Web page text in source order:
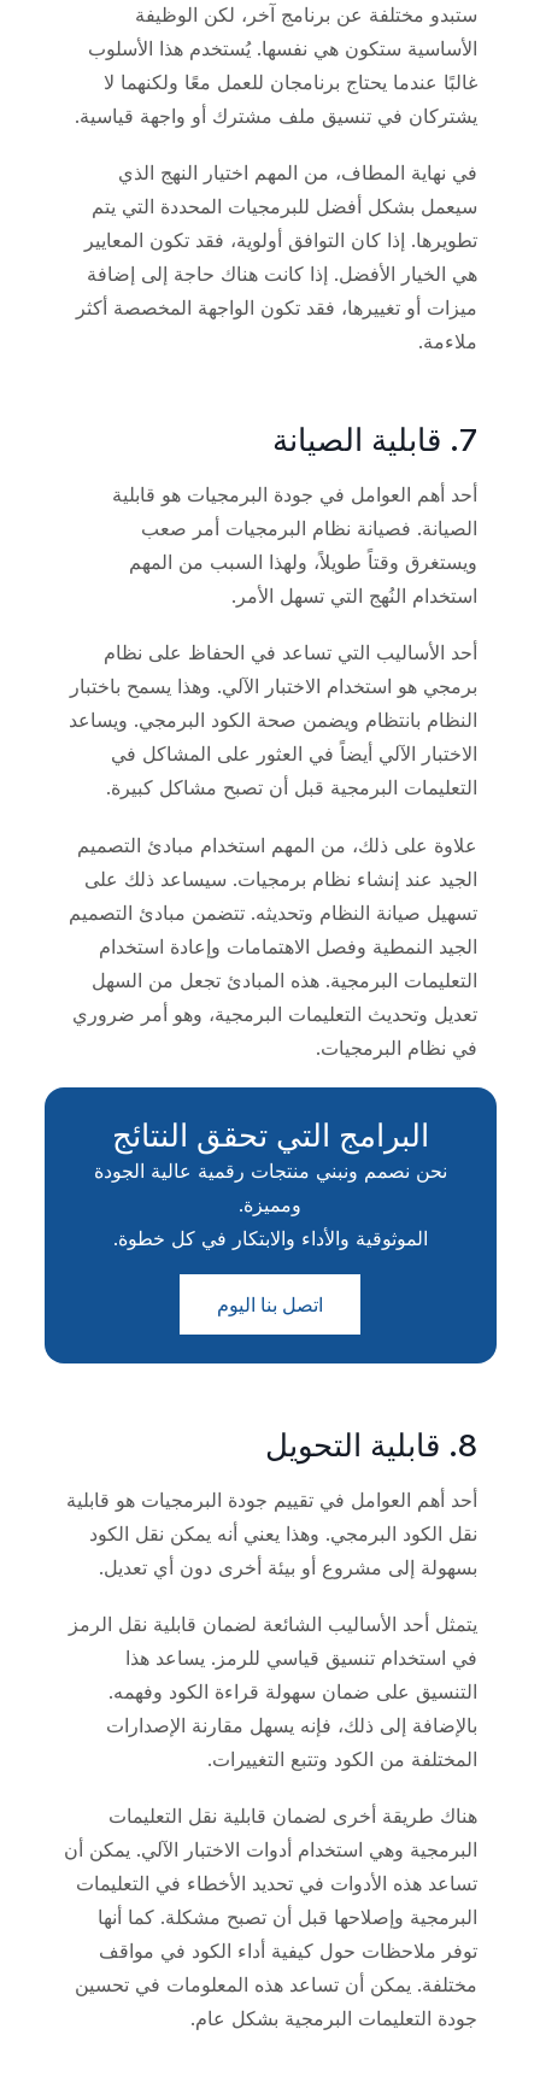
ستبدو مختلفة عن برنامج آخر، لكن الوظيفة
الأساسية ستكون هي نفسها. يُستخدم هذا الأسلوب
غالبًا عندما يحتاج برنامجان للعمل معًا ولكنهما لا
يشتركان في تنسيق ملف مشترك أو واجهة قياسية.
في نهاية المطاف، من المهم اختيار النهج الذي
سيعمل بشكل أفضل للبرمجيات المحددة التي يتم
تطويرها. إذا كان التوافق أولوية، فقد تكون المعايير
هي الخيار الأفضل. إذا كانت هناك حاجة إلى إضافة
ميزات أو تغييرها، فقد تكون الواجهة المخصصة أكثر
ملاءمة.
7. قابلية الصيانة
أحد أهم العوامل في جودة البرمجيات هو قابلية
الصيانة. فصيانة نظام البرمجيات أمر صعب
ويستغرق وقتاً طويلاً، ولهذا السبب من المهم
استخدام النُهج التي تسهل الأمر.
أحد الأساليب التي تساعد في الحفاظ على نظام
برمجي هو استخدام الاختبار الآلي. وهذا يسمح باختبار
النظام بانتظام ويضمن صحة الكود البرمجي. ويساعد
الاختبار الآلي أيضاً في العثور على المشاكل في
التعليمات البرمجية قبل أن تصبح مشاكل كبيرة.
علاوة على ذلك، من المهم استخدام مبادئ التصميم
الجيد عند إنشاء نظام برمجيات. سيساعد ذلك على
تسهيل صيانة النظام وتحديثه. تتضمن مبادئ التصميم
الجيد النمطية وفصل الاهتمامات وإعادة استخدام
التعليمات البرمجية. هذه المبادئ تجعل من السهل
تعديل وتحديث التعليمات البرمجية، وهو أمر ضروري
في نظام البرمجيات.
البرامج التي تحقق النتائج
نحن نصمم ونبني منتجات رقمية عالية الجودة
ومميزة.
الموثوقية والأداء والابتكار في كل خطوة.
اتصل بنا اليوم
8. قابلية التحويل
أحد أهم العوامل في تقييم جودة البرمجيات هو قابلية
نقل الكود البرمجي. وهذا يعني أنه يمكن نقل الكود
بسهولة إلى مشروع أو بيئة أخرى دون أي تعديل.
يتمثل أحد الأساليب الشائعة لضمان قابلية نقل الرمز
في استخدام تنسيق قياسي للرمز. يساعد هذا
التنسيق على ضمان سهولة قراءة الكود وفهمه.
بالإضافة إلى ذلك، فإنه يسهل مقارنة الإصدارات
المختلفة من الكود وتتبع التغييرات.
هناك طريقة أخرى لضمان قابلية نقل التعليمات
البرمجية وهي استخدام أدوات الاختبار الآلي. يمكن أن
تساعد هذه الأدوات في تحديد الأخطاء في التعليمات
البرمجية وإصلاحها قبل أن تصبح مشكلة. كما أنها
توفر ملاحظات حول كيفية أداء الكود في مواقف
مختلفة. يمكن أن تساعد هذه المعلومات في تحسين
جودة التعليمات البرمجية بشكل عام.